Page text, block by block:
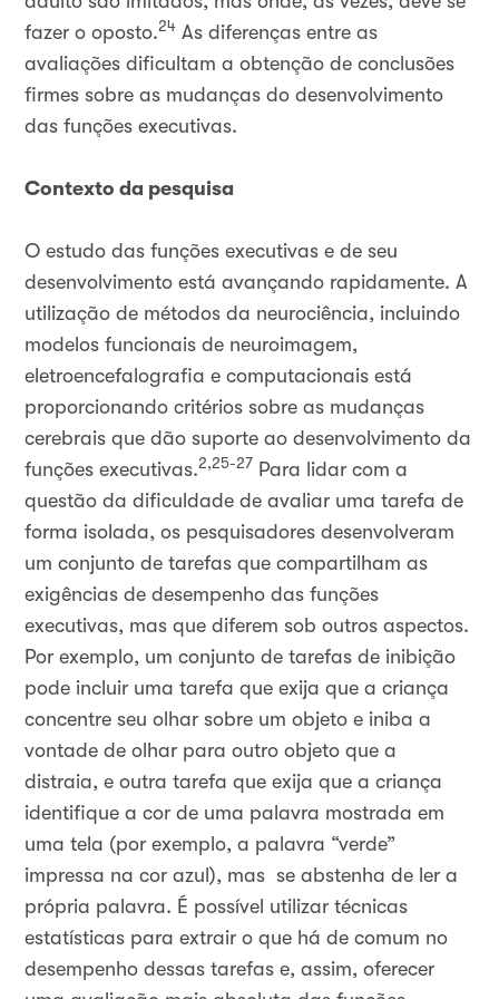
fazer o oposto.24 As diferenças entre as
avaliações dificultam a obtenção de conclusões
firmes sobre as mudanças do desenvolvimento
das funções executivas.
Contexto da pesquisa
O estudo das funções executivas e de seu
desenvolvimento está avançando rapidamente. A
utilização de métodos da neurociência, incluindo
modelos funcionais de neuroimagem,
eletroencefalografia e computacionais está
proporcionando critérios sobre as mudanças
cerebrais que dão suporte ao desenvolvimento da
funções executivas.2,25-27 Para lidar com a
questão da dificuldade de avaliar uma tarefa de
forma isolada, os pesquisadores desenvolveram
um conjunto de tarefas que compartilham as
exigências de desempenho das funções
executivas, mas que diferem sob outros aspectos.
Por exemplo, um conjunto de tarefas de inibição
pode incluir uma tarefa que exija que a criança
concentre seu olhar sobre um objeto e iniba a
vontade de olhar para outro objeto que a
distraia, e outra tarefa que exija que a criança
identifique a cor de uma palavra mostrada em
uma tela (por exemplo, a palavra “verde”
impressa na cor azul), mas se abstenha de ler a
própria palavra. É possível utilizar técnicas
estatísticas para extrair o que há de comum no
desempenho dessas tarefas e, assim, oferecer